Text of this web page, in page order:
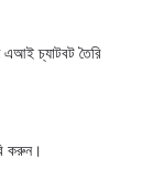
চ্যাটবট তৈরি
করুন।